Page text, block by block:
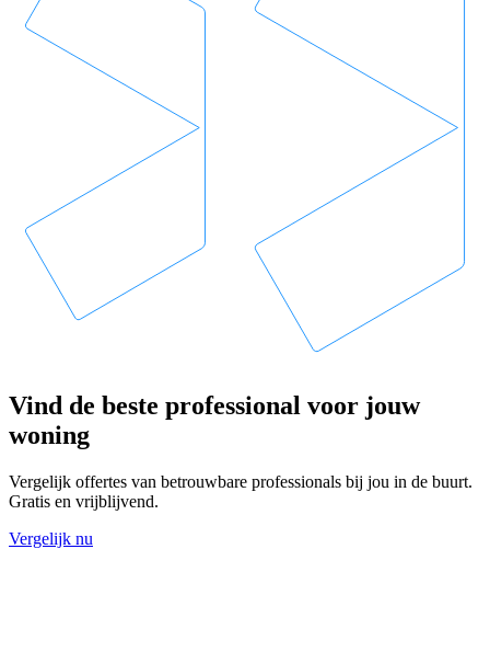
Vind de beste professional voor jouw
woning
Vergelijk offertes van betrouwbare professionals bij jou in de buurt.
Gratis en vrijblijvend.
Vergelijk nu